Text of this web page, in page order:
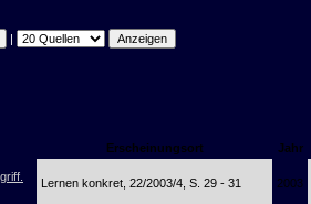
|
Erscheinungsort Jahr
Lernen konkret, 22/2003/4, S. 29 - 31 2003